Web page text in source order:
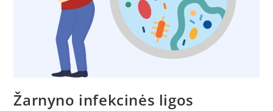
Žarnyno infekcinės ligos